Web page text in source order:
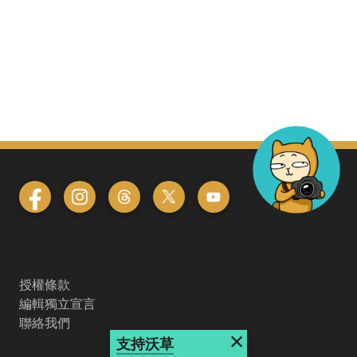
授權條款
編輯獨立宣言
聯絡我們
支持沃草 ×